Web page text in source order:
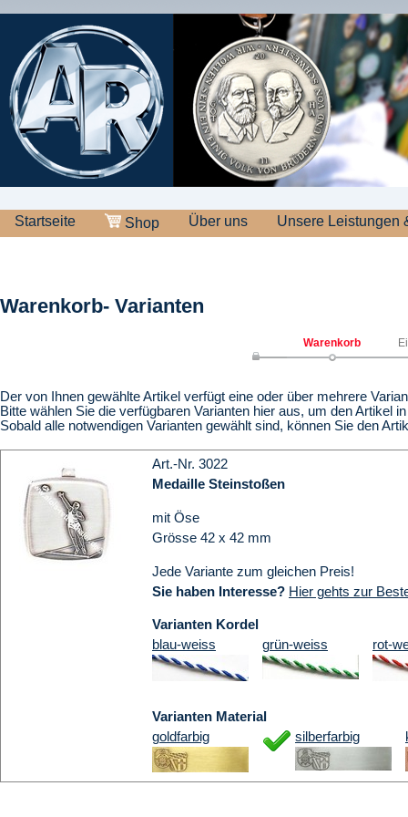
Startseite Shop Über uns Unsere Leistungen
Warenkorb- Varianten
Warenkorb
Der von Ihnen gewählte Artikel verfügt eine oder über mehrere
Bitte wählen Sie die verfügbaren Varianten hier aus, um den Artikel
Sobald alle notwendigen Varianten gewählt sind, können Sie den
Art.-Nr. 3022
Medaille Steinstoßen
mit Öse
Grösse 42 x 42 mm
Jede Variante zum gleichen Preis!
Sie haben Interesse? Hier gehts zur
Varianten Kordel
blau-weiss
grün-weiss rot-
Varianten Material
goldfarbig
silberfarbig